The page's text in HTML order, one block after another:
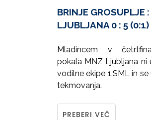
BRINJE GROSUPLJE
LJUBLJANA 0 : 5 (0:1)
Mladincem v
pokala MNZ Ljubljana ni
vodilne ekipe 1.SML in
tekmovanja.
PREBERI VEČ